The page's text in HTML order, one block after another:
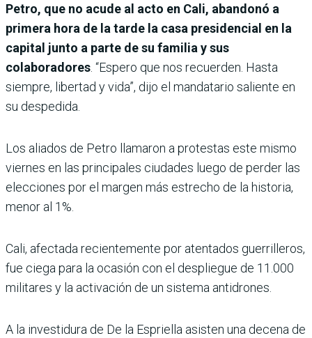
Petro, que no acude al acto en Cali, abandonó a
primera hora de la tarde la casa presidencial en la
capital junto a parte de su familia y sus
colaboradores. “Espero que nos recuerden. Hasta
siempre, libertad y vida”, dijo el mandatario saliente en
su despedida.
Los aliados de Petro llamaron a protestas este mismo
viernes en las principales ciudades luego de perder las
elecciones por el margen más estrecho de la historia,
menor al 1%.
Cali, afectada recientemente por atentados guerrilleros,
fue ciega para la ocasión con el despliegue de 11.000
militares y la activación de un sistema antidrones.
A la investidura de De la Espriella asisten una decena de